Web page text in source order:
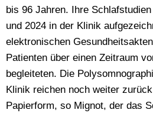
bis 96 Jahren. Ihre
und 2024 in der Klinik
elektronischen
Patienten über einen Zeitraum
begleiteten. Die
Klinik reichen noch weiter
Papierform, so Mignot, der das